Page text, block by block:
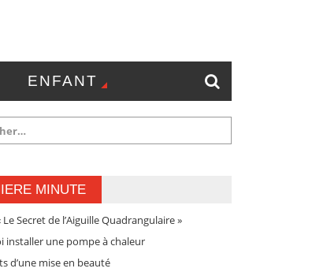
ENFANT
MINUTE
Le Secret de l’Aiguille Quadrangulaire »
installer une pompe à chaleur
d’une mise en beauté